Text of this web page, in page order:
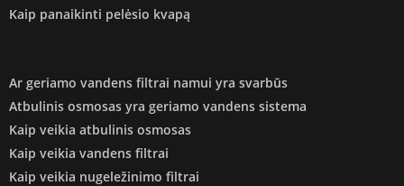
Kaip panaikinti pelėsio kvapą
Ar geriamo vandens filtrai namui yra svarbūs
Atbulinis osmosas yra geriamo vandens sistema
Kaip veikia atbulinis osmosas
Kaip veikia vandens filtrai
Kaip veikia nugeležinimo filtrai